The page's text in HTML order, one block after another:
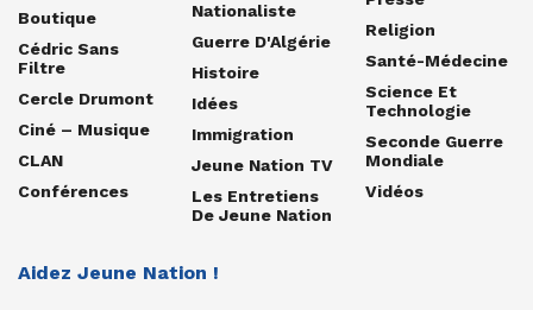
Boutique
Cédric Sans
Filtre
Cercle Drumont
Ciné – Musique
CLAN
Conférences
Nationaliste
Guerre D'Algérie
Histoire
Idées
Immigration
Jeune Nation TV
Les Entretiens
De Jeune Nation
Religion
Santé-Médecine
Science Et
Technologie
Seconde Guerre
Mondiale
Vidéos
Aidez Jeune Nation !